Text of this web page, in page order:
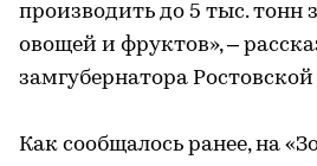
производить до 5 тыс.
овощей и фруктов», –
замгубернатора
Как сообщалось ранее, на